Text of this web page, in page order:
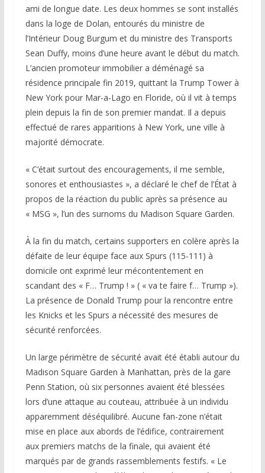
ami de longue date. Les deux hommes se sont installés
dans la loge de Dolan, entourés du ministre de
l’Intérieur Doug Burgum et du ministre des Transports
Sean Duffy, moins d’une heure avant le début du match.
L’ancien promoteur immobilier a déménagé sa
résidence principale fin 2019, quittant la Trump Tower à
New York pour Mar-a-Lago en Floride, où il vit à temps
plein depuis la fin de son premier mandat. Il a depuis
effectué de rares apparitions à New York, une ville à
majorité démocrate.
« C’était surtout des encouragements, il me semble,
sonores et enthousiastes », a déclaré le chef de l’État à
propos de la réaction du public après sa présence au
« MSG », l’un des surnoms du Madison Square Garden.
À la fin du match, certains supporters en colère après la
défaite de leur équipe face aux Spurs (115-111) à
domicile ont exprimé leur mécontentement en
scandant des « F… Trump ! » ( « va te faire f… Trump »).
La présence de Donald Trump pour la rencontre entre
les Knicks et les Spurs a nécessité des mesures de
sécurité renforcées.
Un large périmètre de sécurité avait été établi autour du
Madison Square Garden à Manhattan, près de la gare
Penn Station, où six personnes avaient été blessées
lors d’une attaque au couteau, attribuée à un individu
apparemment déséquilibré. Aucune fan-zone n’était
mise en place aux abords de l’édifice, contrairement
aux premiers matchs de la finale, qui avaient été
marqués par de grands rassemblements festifs. « Le